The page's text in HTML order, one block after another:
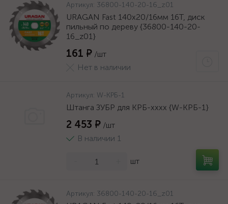
Артикул: 36800-140-20-16_z01
URAGAN Fast 140x20/16мм 16Т, диск
пильный по дереву {36800-140-20-
16_z01}
161 ₽ /шт
Нет в наличии
Артикул: W-КРБ-1
Штанга ЗУБР для КРБ-хххх {W-КРБ-1}
2 453 ₽ /шт
В наличии 1
шт
Артикул: 36800-140-20-16_z01